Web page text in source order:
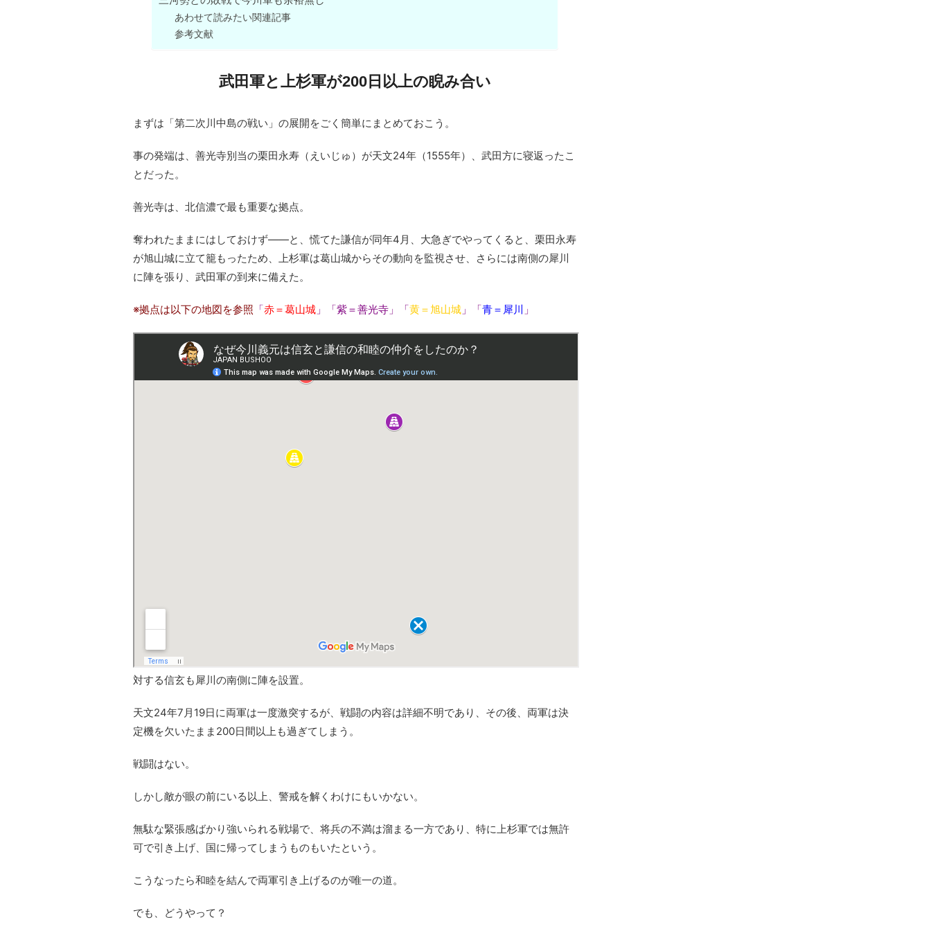
あわせて読みたい関連記事
参考文献
武田軍と上杉軍が200日以上の睨み合い
まずは「第二次川中島の戦い」の展開をごく簡単にまとめておこう。
事の発端は、善光寺別当の栗田永寿（えいじゅ）が天文24年（1555年）、武田方に寝返ったこ
とだった。
善光寺は、北信濃で最も重要な拠点。
奪われたままにはしておけず――と、慌てた謙信が同年4月、大急ぎでやってくると、栗田永寿
が旭山城に立て籠もったため、上杉軍は葛山城からその動向を監視させ、さらには南側の犀川
に陣を張り、武田軍の到来に備えた。
※拠点は以下の地図を参照 「赤＝葛山城 」「紫＝善光寺」「黄＝旭山城 」「青＝犀川 」
対する信玄も犀川の南側に陣を設置。
天文24年7月19日に両軍は一度激突するが、戦闘の内容は詳細不明であり、その後、両軍は決
定機を欠いたまま200日間以上も過ぎてしまう。
戦闘はない。
しかし敵が眼の前にいる以上、警戒を解くわけにもいかない。
無駄な緊張感ばかり強いられる戦場で、将兵の不満は溜まる一方であり、特に上杉軍では無許
可で引き上げ、国に帰ってしまうものもいたという。
こうなったら和睦を結んで両軍引き上げるのが唯一の道。
でも、どうやって？